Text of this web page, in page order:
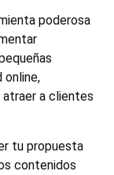
poderosa
online,
a clientes
tu propuesta
contenidos